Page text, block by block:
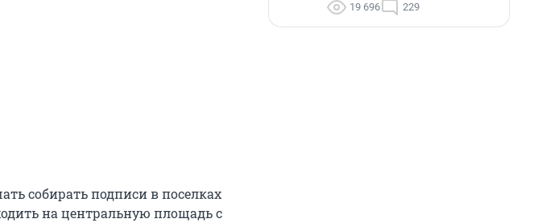
собирать подписи в поселках
на центральную площадь с
19 696 229